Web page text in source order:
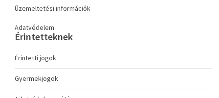
Üzemeltetési információk
Adatvédelem
Érintetteknek
Érintetti jogok
Gyermekjogok